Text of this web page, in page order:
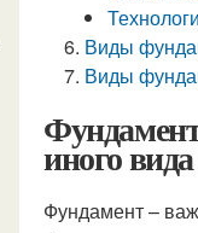
Виды
Виды
иного
Фундамент –